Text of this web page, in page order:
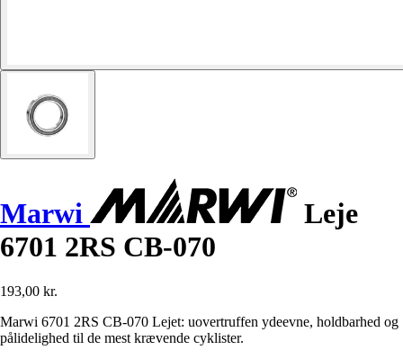
Marwi
Leje
6701 2RS CB-070
193,00 kr.
Marwi 6701 2RS CB-070 Lejet: uovertruffen ydeevne, holdbarhed og
pålidelighed til de mest krævende cyklister.